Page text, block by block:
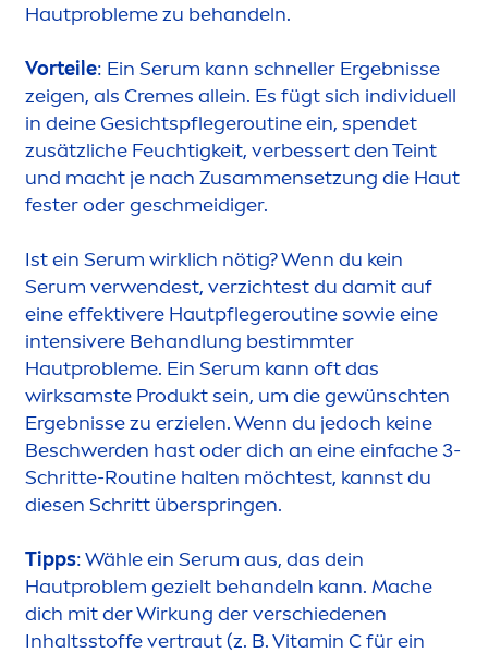
Hautprobleme zu behandeln.
Vorteile: Ein Serum kann schneller Ergebnisse
zeigen, als Cremes allein. Es fügt sich individuell
in deine Gesichtspflegeroutine ein, spendet
zusätzliche Feuchtigkeit, verbessert den Teint
und macht je nach Zusammensetzung die Haut
fester oder geschmeidiger.
Ist ein Serum wirklich nötig? Wenn du kein
Serum verwendest, verzichtest du damit auf
eine effektivere Hautpflegeroutine sowie eine
intensivere Behandlung bestimmter
Hautprobleme. Ein Serum kann oft das
wirksamste Produkt sein, um die gewünschten
Ergebnisse zu erzielen. Wenn du jedoch keine
Beschwerden hast oder dich an eine einfache 3-
Schritte-Routine halten möchtest, kannst du
diesen Schritt überspringen.
Tipps: Wähle ein Serum aus, das dein
Hautproblem gezielt behandeln kann. Mache
dich mit der Wirkung der verschiedenen
Inhaltsstoffe vertraut (z. B.Vitamin C für ein